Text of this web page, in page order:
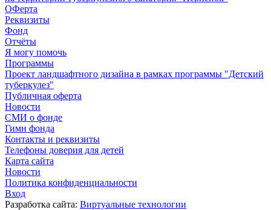
ОФерта
Реквизиты
Фонд
Отчёты
Я могу помочь
Программы
Проект ландшафтного дизайна в рамках программы "Детский
туберкулез"
Публичная оферта
Новости
СМИ о фонде
Гимн фонда
Контакты и реквизиты
Телефоны доверия для детей
Карта сайта
Новости
Политика конфиденциальности
Вход
Разработка сайта: Виртуальные технологии